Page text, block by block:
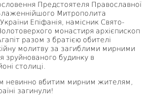
Предстоятеля Православної
Митрополита
України Епіфанія, намісник Свято-
монастиря архієпископ
разом з братією обителі
молитву за загиблими мирними
зруйнованого будинку в
столиці.
невинно вбитим мирним жителям,
загинули!